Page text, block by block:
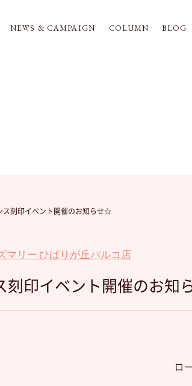
NEWS & CAMPAIGN COLUMN BLOG
刻印イベント開催のお知らせ☆
マリー ひばりが丘パルコ店
印イベント開催のお知
ロ